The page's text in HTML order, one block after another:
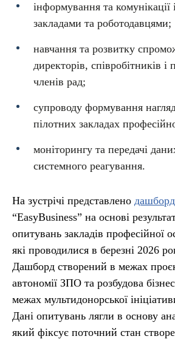
інформування та комунікації
закладами та роботодавцями;
навчання та розвитку
директорів, співробітників і
членів рад;
супроводу формування
пілотних закладах
моніторингу та передачі
системного реагування.
На зустрічі представлено дашборд
“EasyBusiness” на основі
опитувань закладів професійної
які проводилися в березні 2026
Дашборд створений в межах
автономії ЗПО та розбудова
межах мультидонорської
Дані опитувань лягли в основу
який фіксує поточний стан